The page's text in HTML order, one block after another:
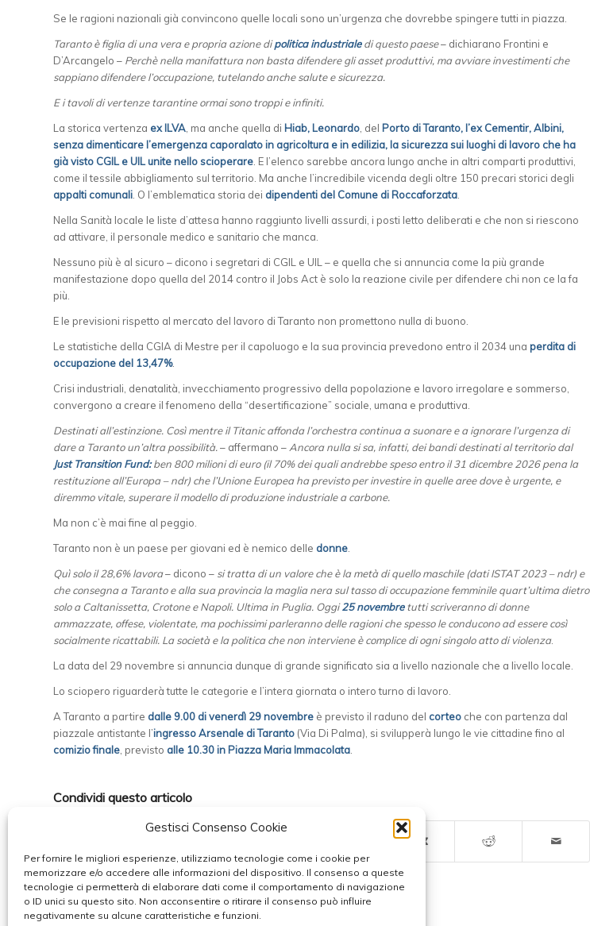
Gestisci Consenso Cookie
Per fornire le migliori esperienze, utilizziamo tecnologie come i cookie per
memorizzare e/o accedere alle informazioni del dispositivo. Il consenso a queste
tecnologie ci permetterà di elaborare dati come il comportamento di navigazione
o ID unici su questo sito. Non acconsentire o ritirare il consenso può influire
negativamente su alcune caratteristiche e funzioni.
Se le ragioni nazionali già convincono quelle locali sono un’urgenza che dovrebbe spingere tutti in piazza.
Taranto è figlia di una vera e propria azione dipolitica industrialedi questo paese– dichiarano Frontini e
D’Arcangelo – Perchè nella manifattura non basta difendere gli asset produttivi, ma avviare investimenti che
sappiano difendere l’occupazione, tutelando anche salute e sicurezza.
E i tavoli di vertenze tarantine ormai sono troppi e infiniti.
La storica vertenza ex ILVA , ma anche quella di Hiab, Leonardo , del Porto di Taranto, l’ex Cementir, Albini,
senza dimenticare l’emergenza caporalato in agricoltura e in edilizia, la sicurezza sui luoghi di lavoro che ha
già visto CGIL e UIL unite nello scioperare . E l’elenco sarebbe ancora lungo anche in altri comparti produttivi,
come il tessile abbigliamento sul territorio. Ma anche l’incredibile vicenda degli oltre 150 precari storici degli
appalti comunali . O l’emblematica storia dei dipendenti del Comune di Roccaforzata
Nella Sanità locale le liste d’attesa hanno raggiunto livelli assurdi, i posti letto deliberati e che non si riescono
ad attivare, il personale medico e sanitario che manca.
Nessuno più è al sicuro – dicono i segretari di CGIL e UIL – e quella che si annuncia come la più grande
manifestazione dopo quella del 2014 contro il Jobs Act è solo la reazione civile per difendere chi non ce la fa
più.
E le previsioni rispetto al mercato del lavoro di Taranto non promettono nulla di buono.
Le statistiche della CGIA di Mestre per il capoluogo e la sua provincia prevedono entro il 2034 una perdita di
occupazione del 13,47%.
Crisi industriali, denatalità, invecchiamento progressivo della popolazione e lavoro irregolare e sommerso,
convergono a creare il fenomeno della “desertificazione” sociale, umana e produttiva.
Destinati all’estinzione. Così mentre il Titanic affonda l’orchestra continua a suonare e a ignorare l’urgenza di
dare a Taranto un’altra possibilità.– affermano – Ancora nulla si sa, infatti, dei bandi destinati al territorio dal
Just Transition Fund:ben 800 milioni di euro (il 70% dei quali andrebbe speso entro il 31 dicembre 2026 pena la
restituzione all’Europa – ndr) che l’Unione Europea ha previsto per investire in quelle aree dove è urgente, e
diremmo vitale, superare il modello di produzione industriale a carbone.
Ma non c’è mai fine al peggio.
Taranto non è un paese per giovani ed è nemico delle donne
Quì solo il 28,6% lavora– dicono – si tratta di un valore che è la metà di quello maschile (dati ISTAT 2023 – ndr) e
che consegna a Taranto e alla sua provincia la maglia nera sul tasso di occupazione femminile quart’ultima dietro
solo a Caltanissetta, Crotone e Napoli. Ultima in Puglia. Oggi25 novembretutti scriveranno di donne
ammazzate, offese, violentate, ma pochissimi parleranno delle ragioni che spesso le conducono ad essere così
socialmente ricattabili. La società e la politica che non interviene è complice di ogni singolo atto di violenza.
La data del 29 novembre si annuncia dunque di grande significato sia a livello nazionale che a livello locale.
Lo sciopero riguarderà tutte le categorie e l’intera giornata o intero turno di lavoro.
A Taranto a partire dalle 9.00 di venerdì 29 novembre è previsto il raduno del corteo che con partenza dal
piazzale antistante l’ingresso Arsenale di Taranto (Via Di Palma), si svilupperà lungo le vie cittadine fino al
comizio finale, previsto alle 10.30 in Piazza Maria Immacolata.
Condividi questo articolo